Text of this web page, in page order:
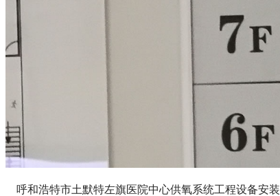
呼和浩特市土默特左旗医院中心供氧系统工程设备安装